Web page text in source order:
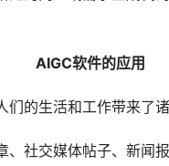
AIGC软件的应用
的生活和工作带来了诸
社交媒体帖子、新闻